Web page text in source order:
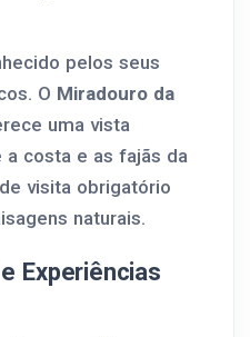
pelos seus
O Miradouro da
uma vista
costa e as fajãs da
visita obrigatório
naturais.
Experiências